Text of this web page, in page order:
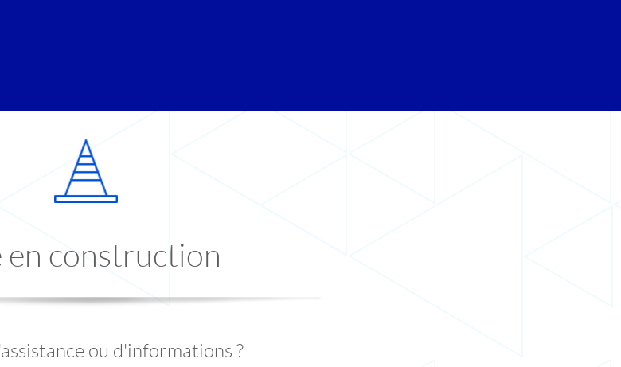
en construction
ou d'informations ?